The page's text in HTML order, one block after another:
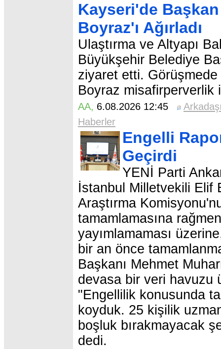
Kayseri'de Başkan
Boyraz'ı Ağırladı
Ulaştırma ve Altyapı
Büyükşehir Belediye
ziyaret etti. Görüşmede
Boyraz misafirperverlik
AA, 6.08.2026 12:45
Haberler
Engelli
Geçirdi
YENİ Parti
İstanbul Milletvekili Elif
Araştırma
tamamlamasına
yayımlamaması
bir an önce
Başkanı Mehmet
devasa bir veri havuzu
"Engellilik konusunda
koyduk. 25 kişilik
boşluk bırakmayacak
dedi.